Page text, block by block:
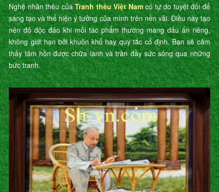
Nghệ nhân thêu củaTranh thêu Việt Namcó tự do tuyệt đối để
sáng tạo và thể hiện ý tưởng của mình trên nền vải. Điều này tạo
nên độ độc đáo khi mỗi tác phẩm thường mang dấu ấn riêng,
không giới hạn bởi khuôn khổ hay quy tắc cố định. Bạn sẽ cảm
thấy tâm hồn được chữa lành và tràn đầy sức sống qua những
bức tranh.